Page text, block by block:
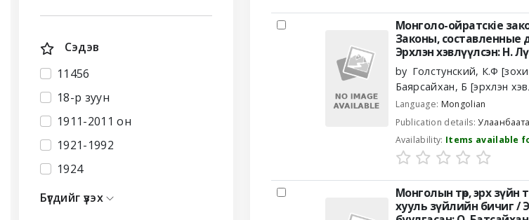
Сэдэв
11456
18-р зуун
1911-2011 он
1921-1992
1924
Бүгдийг үзэх
Монголо-ойратскiе
Законы,
Эрхлэн хэвлүүлсэн: Н.
by Голстунский, К.Ф
Баярсайхан, Б [эрхлэн
Language: Mongolian
Publication details:
Availability: Items available
Монголын төр, эрх
хууль зүйлийн бичиг /